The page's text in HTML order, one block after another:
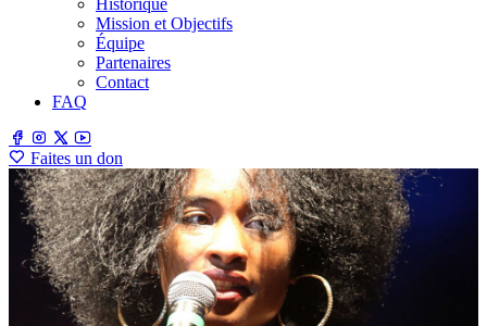
Historique
Mission et Objectifs
Équipe
Partenaires
Contact
FAQ
Faites un don